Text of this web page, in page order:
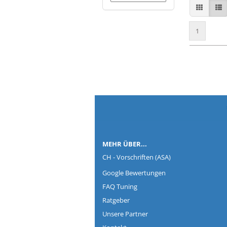
1
MEHR ÜBER...
CH - Vorschriften (ASA)
Google Bewertungen
FAQ Tuning
Ratgeber
Unsere Partner